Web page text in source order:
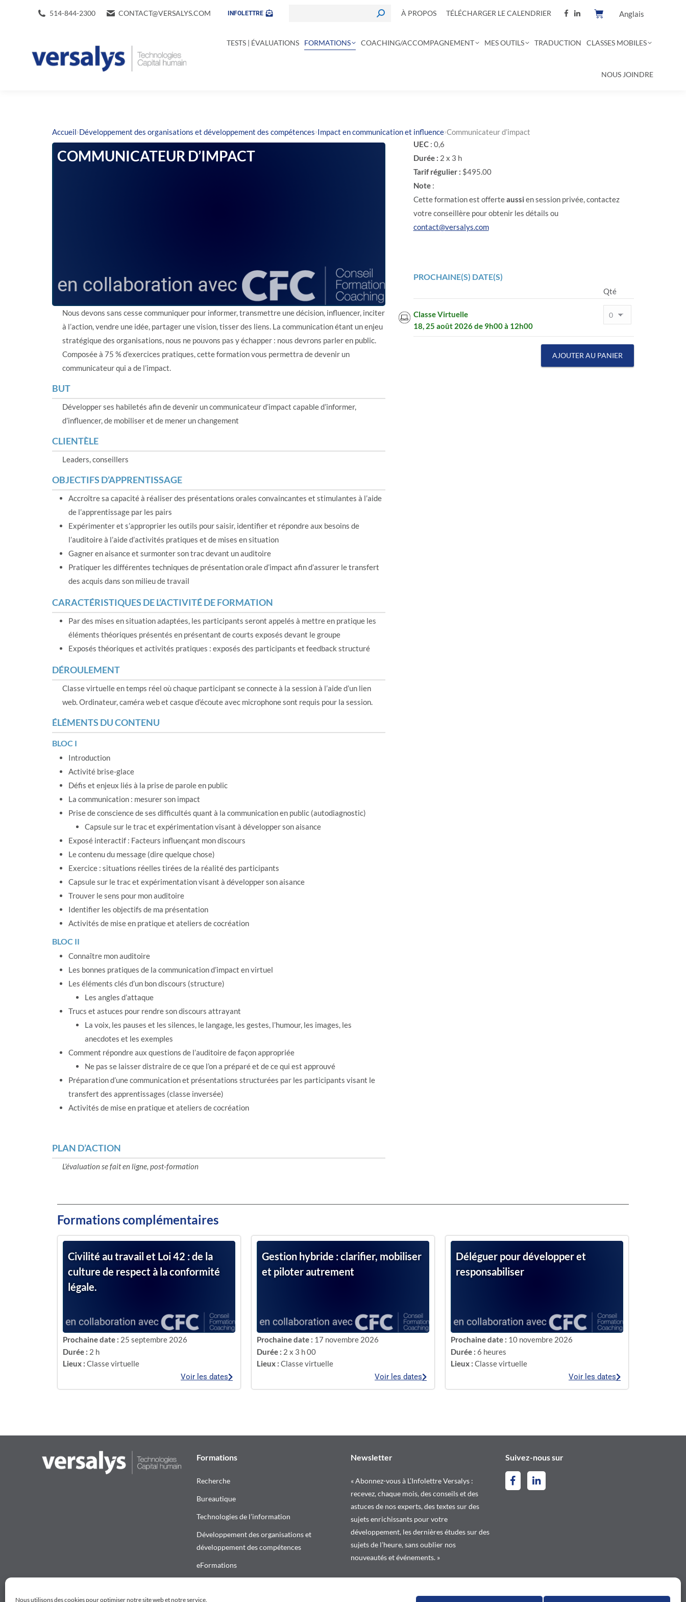
Nous utilisons des cookies pour optimiser notre site web et notre service.
514-844-2300 CONTACT@VERSALYS.COM INFOLETTRE À PROPOS TÉLÉCHARGER LE CALENDRIER Anglais
TESTS | ÉVALUATIONS FORMATIONS COACHING/ACCOMPAGNEMENT MES OUTILS TRADUCTION CLASSES MOBILES
NOUS JOINDRE
Accueil›Développement des organisations et développement des compétences›Impact en communication et influence›Communicateur d’impact
COMMUNICATEUR D’IMPACT
Nous devons sans cesse communiquer pour informer, transmettre une décision, influencer, inciter
à l’action, vendre une idée, partager une vision, tisser des liens. La communication étant un enjeu
stratégique des organisations, nous ne pouvons pas y échapper : nous devrons parler en public.
Composée à 75 % d’exercices pratiques, cette formation vous permettra de devenir un
communicateur qui a de l’impact.
BUT
Développer ses habiletés afin de devenir un communicateur d’impact capable d’informer,
d’influencer, de mobiliser et de mener un changement
CLIENTÈLE
Leaders, conseillers
OBJECTIFS D’APPRENTISSAGE
Accroître sa capacité à réaliser des présentations orales convaincantes et stimulantes à l’aide
de l’apprentissage par les pairs
Expérimenter et s’approprier les outils pour saisir, identifier et répondre aux besoins de
l’auditoire à l’aide d’activités pratiques et de mises en situation
Gagner en aisance et surmonter son trac devant un auditoire
Pratiquer les différentes techniques de présentation orale d’impact afin d’assurer le transfert
des acquis dans son milieu de travail
CARACTÉRISTIQUES DE L’ACTIVITÉ DE FORMATION
Par des mises en situation adaptées, les participants seront appelés à mettre en pratique les
éléments théoriques présentés en présentant de courts exposés devant le groupe
Exposés théoriques et activités pratiques : exposés des participants et feedback structuré
DÉROULEMENT
Classe virtuelle en temps réel où chaque participant se connecte à la session à l’aide d’un lien
web. Ordinateur, caméra web et casque d’écoute avec microphone sont requis pour la session.
ÉLÉMENTS DU CONTENU
BLOC I
Introduction
Activité brise-glace
Défis et enjeux liés à la prise de parole en public
La communication : mesurer son impact
Prise de conscience de ses difficultés quant à la communication en public (autodiagnostic)
Capsule sur le trac et expérimentation visant à développer son aisance
Exposé interactif : Facteurs influençant mon discours
Le contenu du message (dire quelque chose)
Exercice : situations réelles tirées de la réalité des participants
Capsule sur le trac et expérimentation visant à développer son aisance
Trouver le sens pour mon auditoire
Identifier les objectifs de ma présentation
Activités de mise en pratique et ateliers de cocréation
BLOC II
Connaître mon auditoire
Les bonnes pratiques de la communication d’impact en virtuel
Les éléments clés d’un bon discours (structure)
Les angles d’attaque
Trucs et astuces pour rendre son discours attrayant
La voix, les pauses et les silences, le langage, les gestes, l’humour, les images, les
anecdotes et les exemples
Comment répondre aux questions de l’auditoire de façon appropriée
Ne pas se laisser distraire de ce que l’on a préparé et de ce qui est approuvé
Préparation d’une communication et présentations structurées par les participants visant le
transfert des apprentissages (classe inversée)
Activités de mise en pratique et ateliers de cocréation
PLAN D’ACTION
L’évaluation se fait en ligne, post-formation
UEC: 0,6
Durée : 2 x 3 h
Tarif régulier : $495.00
Note:
Cette formation est offerteaussi en session privée, contactez
votre conseillère pour obtenir les détails ou
contact@versalys.com
PROCHAINE(S) DATE(S)
Qté
Classe Virtuelle
18, 25 août 2026 de 9h00 à 12h00
AJOUTER AU PANIER
Formations complémentaires
Civilité au travail et Loi 42 : de la
culture de respect à la conformité
légale.
Prochaine date : 25 septembre 2026
Durée : 2 h
Lieux : Classe virtuelle
Voir les dates
Gestion hybride : clarifier, mobiliser
et piloter autrement
Prochaine date : 17 novembre 2026
Durée : 2 x 3 h 00
Lieux : Classe virtuelle
Voir les dates
Déléguer pour développer et
responsabiliser
Prochaine date : 10 novembre 2026
Durée : 6 heures
Lieux : Classe virtuelle
Voir les dates
Formations
Recherche
Bureautique
Technologies de l’information
Développement des organisations et
développement des compétences
eFormations
Newsletter
« Abonnez-vous à L’Infolettre Versalys :
recevez, chaque mois, des conseils et des
astuces de nos experts, des textes sur des
sujets enrichissants pour votre
développement, les dernières études sur des
sujets de l’heure, sans oublier nos
nouveautés et événements. »
Suivez-nous sur